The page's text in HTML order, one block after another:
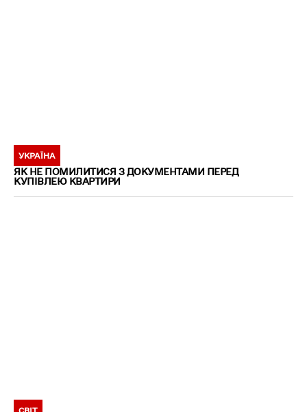
УКРАЇНА
ЯК НЕ ПОМИЛИТИСЯ З ДОКУМЕНТАМИ ПЕРЕД
КУПІВЛЕЮ КВАРТИРИ